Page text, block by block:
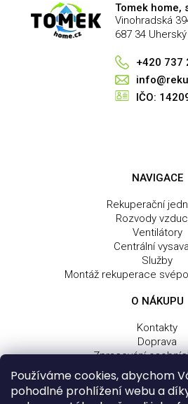
Používáme cookies, abychom
pohodlné prohlížení webu a
c
í
p
r
v
k
y
s
Tomek home,
Vinohradská
687 34
+420 737
IČO:
NAVIGACE
Rekuperační
Rozvody
Ventilátory
Centrální
Služby
Montáž rekuperace
O NÁKUPU
Kontakty
Doprava
Zpracování
Obchodní a dodací
Reklamační